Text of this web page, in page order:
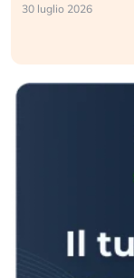
30 luglio 2026